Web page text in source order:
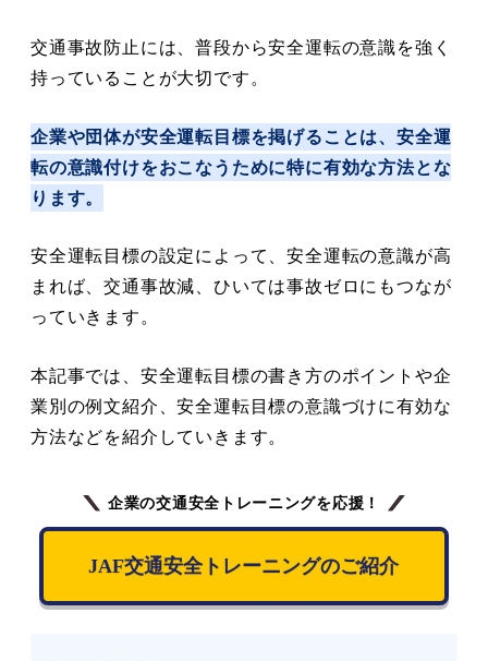
交通事故防止には、普段から安全運転の意識を強く
持っていることが大切です。
企業や団体が安全運転目標を掲げることは、安全運
転の意識付けをおこなうために特に有効な方法とな
ります。
安全運転目標の設定によって、安全運転の意識が高
まれば、交通事故減、ひいては事故ゼロにもつなが
っていきます。
本記事では、安全運転目標の書き方のポイントや企
業別の例文紹介、安全運転目標の意識づけに有効な
方法などを紹介していきます。
企業の交通安全トレーニングを応援！
JAF交通安全トレーニングのご紹介